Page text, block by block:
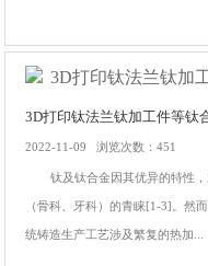
3D打印钛法兰钛加工件等钛
2022-11-09 浏览次数：451
钛及钛合金因其优异的特性
（骨科、牙科）的青睐[1-3]。然
统铸造生产工艺涉及繁复的热加...